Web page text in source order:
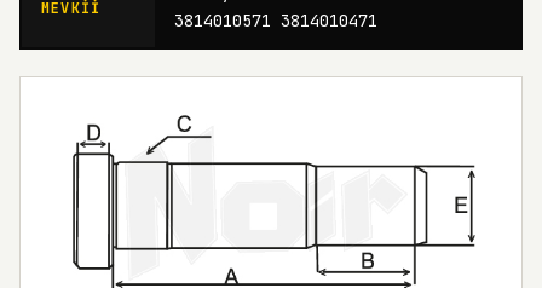
MEVKII
3814010571 3814010471